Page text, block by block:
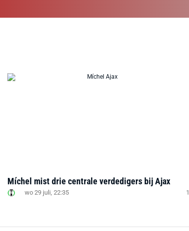
Míchel mist drie centrale verdedigers bij Ajax
wo 29 juli, 22:35 1